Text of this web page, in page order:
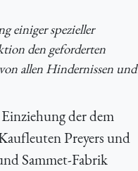
einiger spezieller
den geforderten
allen Hindernissen und
der dem
Preyers und
Sammet-Fabrik